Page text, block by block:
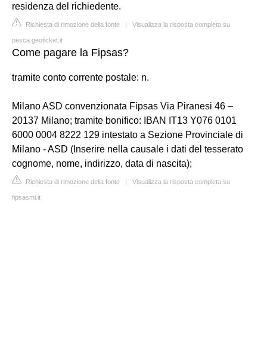
residenza del richiedente.
Richiesta di rimozione della fonte | Visualizza la risposta completa su
pesca.geoticket.it
Come pagare la Fipsas?
tramite conto corrente postale: n.
Milano ASD convenzionata Fipsas Via Piranesi 46 –
20137 Milano; tramite bonifico: IBAN IT13 Y076 0101
6000 0004 8222 129 intestato a Sezione Provinciale di
Milano - ASD (Inserire nella causale i dati del tesserato
cognome, nome, indirizzo, data di nascita);
Richiesta di rimozione della fonte | Visualizza la risposta completa su
fipsasmi.it